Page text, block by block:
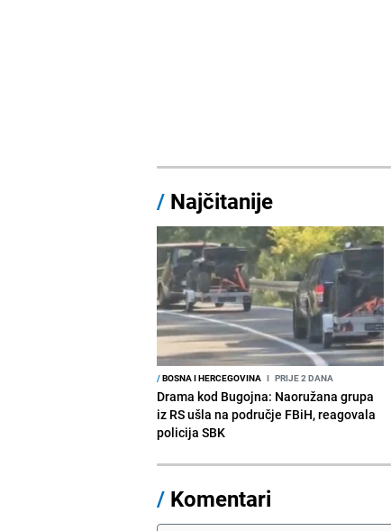
/ Najčitanije
/BOSNA I HERCEGOVINA I PRIJE 2 DANA
Drama kod Bugojna: Naoružana grupa
iz RS ušla na područje FBiH, reagovala
policija SBK
/ Komentari